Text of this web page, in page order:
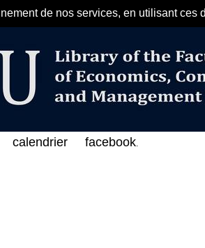
de nos services, en utilisant
بكم في الفهرس الإلكتروني على
calendrier facebook.